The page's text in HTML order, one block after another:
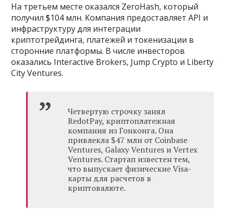
На третьем месте оказался ZeroHash, который
получил $104 млн. Компания предоставляет API и
инфраструктуру для интеграции
криптотрейдинга, платежей и токенизации в
сторонние платформы. В числе инвесторов
оказались Interactive Brokers, Jump Crypto и Liberty
City Ventures.
Четвертую строчку занял
RedotPay, криптоплатежная
компания из Гонконга. Она
привлекла $47 млн от Coinbase
Ventures, Galaxy Ventures и Vertex
Ventures. Стартап известен тем,
что выпускает физические Visa-
карты для расчетов в
криптовалюте.